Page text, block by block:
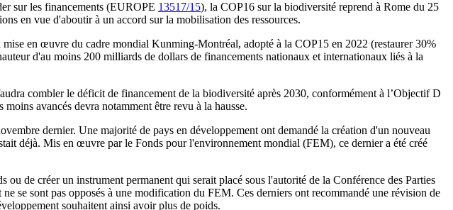
sur les financements (EUROPE 13517/15), la COP16 sur la biodiversité reprend à Rome du 25
en vue d'aboutir à un accord sur la mobilisation des ressources.
en œuvre du cadre mondial Kunming-Montréal, adopté à la COP15 en 2022 (restaurer 30%
d'au moins 200 milliards de dollars de financements nationaux et internationaux liés à la
combler le déficit de financement de la biodiversité après 2030, conformément à l’Objectif D
avancés devra notamment être revu à la hausse.
dernier. Une majorité de pays en développement ont demandé la création d'un nouveau
déjà. Mis en œuvre par le Fonds pour l'environnement mondial (FEM), ce dernier a été créé
ou de créer un instrument permanent qui serait placé sous l'autorité de la Conférence des Parties
se sont pas opposés à une modification du FEM. Ces derniers ont recommandé une révision de
souhaitent ainsi avoir plus de poids.